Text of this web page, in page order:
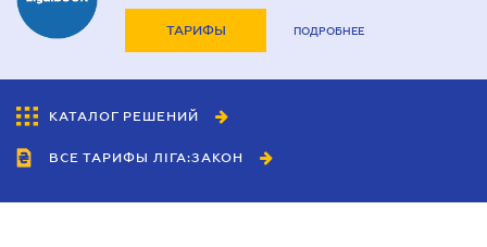
ТАРИФЫ ПОДРОБНЕЕ
КАТАЛОГ РЕШЕНИЙ
ВСЕ ТАРИФЫ ЛІГА:ЗАКОН